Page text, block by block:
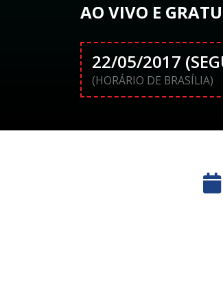
AO VIVO E
22/05/2017
(HORÁRIO DE BRASÍLIA)